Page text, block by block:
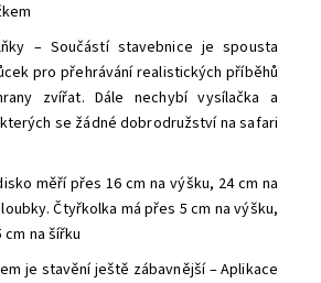
– Součástí stavebnice je spousta
pro přehrávání realistických příběhů
zvířat. Dále nechybí vysílačka a
se žádné dobrodružství na safari
měří přes 16 cm na výšku, 24 cm na
Čtyřkolka má přes 5 cm na výšku,
cm na šířku
je stavění ještě zábavnější – Aplikace